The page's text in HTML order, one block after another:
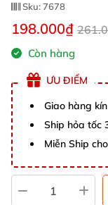
Sku:7678
198.000₫
Còn hàng
ƯU ĐIỂM
Giao hàng
Ship hỏa tốc
Miễn Ship